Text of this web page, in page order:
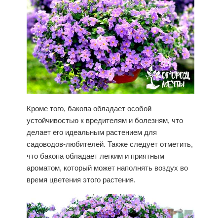
Кроме того, бакопа обладает особой
устойчивостью к вредителям и болезням, что
делает его идеальным растением для
садоводов-любителей. Также следует отметить,
что бакопа обладает легким и приятным
ароматом, который может наполнять воздух во
время цветения этого растения.